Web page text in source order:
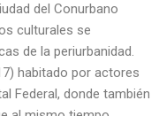
del Conurbano
culturales se
de la periurbanidad.
habitado por actores
Federal, donde también